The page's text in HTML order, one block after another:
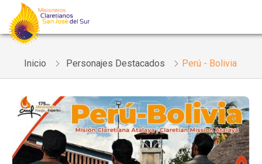
Inicio Personajes Destacados Perú - Bolivia